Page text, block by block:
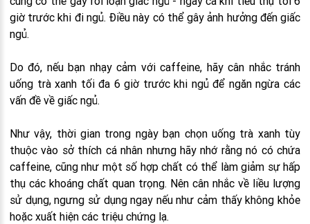
giờ trước khi đi ngủ. Điều này có thể gây ảnh hưởng đến giấc
ngủ.
Do đó, nếu bạn nhạy cảm với caffeine, hãy cân nhắc tránh
uống trà xanh tối đa 6 giờ trước khi ngủ để ngăn ngừa các
vấn đề về giấc ngủ.
Như vậy, thời gian trong ngày bạn chọn uống trà xanh tùy
thuộc vào sở thích cá nhân nhưng hãy nhớ rằng nó có chứa
caffeine, cũng như một số hợp chất có thể làm giảm sự hấp
thụ các khoáng chất quan trọng. Nên cân nhắc về liều lượng
sử dụng, ngưng sử dụng ngay nếu như cảm thấy không khỏe
hoặc xuất hiện các triệu chứng lạ.